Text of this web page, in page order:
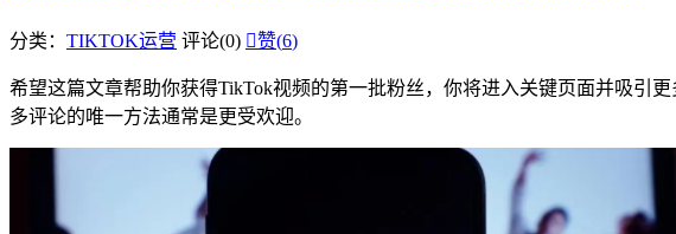
分类： TIKTOK运营 评论(0) 赞(6)
希望这篇文章帮助你获得TikTok视频的第一批粉丝，你将进入关键页面并吸引
多评论的唯一方法通常是更受欢迎。